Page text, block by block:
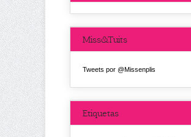
Miss&Tuits
Tweets por @Missenplis
Etiquetas